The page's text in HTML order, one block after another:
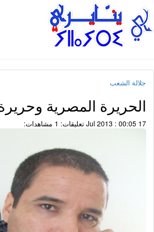
جلالة الشعب
الحريرة المصرية وحريرة
17 Jul 2013 : 00:05 تعليقات: 1 مشاهدات: